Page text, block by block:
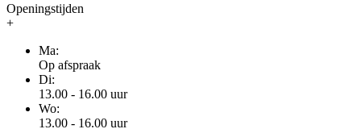
Openingstijden
+
Ma:
Op afspraak
Di:
13.00 - 16.00 uur
Wo:
13.00 - 16.00 uur